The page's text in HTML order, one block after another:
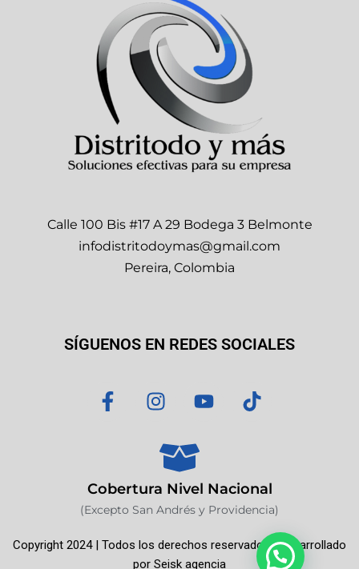
Calle 100 Bis #17 A 29 Bodega 3 Belmonte
infodistritodoymas@gmail.com
Pereira, Colombia
SÍGUENOS EN REDES SOCIALES
F
a
o
o
-
I
n
t
a
g
r
m
Y
o
b
e
T
i
k
Cobertura Nivel Nacional
(Excepto San Andrés y Providencia)
Copyright 2024 | Todos los derechos reservados | Desarrollado
por Seisk agencia